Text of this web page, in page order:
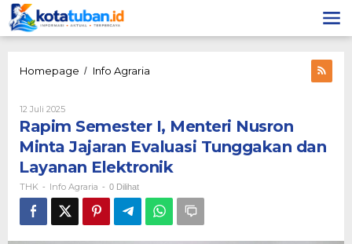
Lewati
ke
konten
Homepage / Info Agraria
Nusron
Minta
Jajaran
Evaluasi
dan
Layanan
Elektronik
12 Juli 2025Oleh
THK
Rapim Semester I, Menteri Nusron
Minta Jajaran Evaluasi Tunggakan dan
Layanan Elektronik
THK - Info Agraria - 0 Dilihat